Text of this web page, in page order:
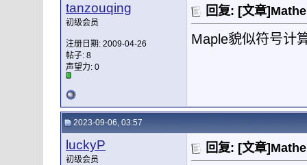
tanzouqing
初级会员
注册日期: 2009-04-26
帖子: 8
声望力: 0
回复: [文章
Maple貌似符号计
2023-09-06, 03:57
luckyP
初级会员
回复: [文章